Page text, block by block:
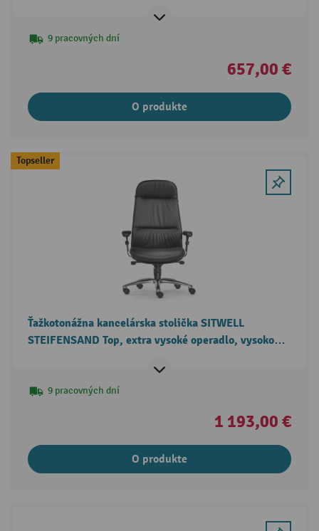
9 pracovných dní
657,00 €
O produkte
Topseller
Ťažkotonážna kancelárska stolička SITWELL
STEIFENSAND Top, extra vysoké operadlo, vysoko
9 pracovných dní
1 193,00 €
O produkte